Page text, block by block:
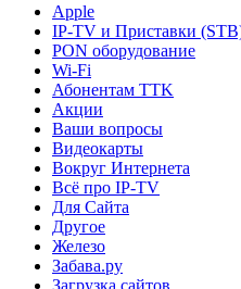
Apple
IP-TV и Приставки
PON оборудование
Wi-Fi
Абонентам TTK
Акции
Ваши вопросы
Видеокарты
Вокруг Интернета
Всё про IP-TV
Для Сайта
Другое
Железо
Забава.ру
Загрузка сайтов